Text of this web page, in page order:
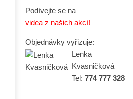
Podívejte se na
videa z našich akcí!
Objednávky vyřizuje:
Lenka
Kvasničková
Tel: 774 777 328